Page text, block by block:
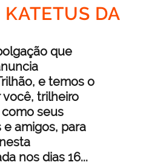
KATETUS DA
que
e temos o
trilheiro
seus
amigos, para
nos dias 16...